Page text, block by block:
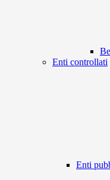
Enti controllati
Enti